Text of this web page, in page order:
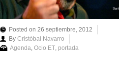
Posted on 26 septiembre, 2012
By Cristóbal Navarro
Agenda Ocio ET portada